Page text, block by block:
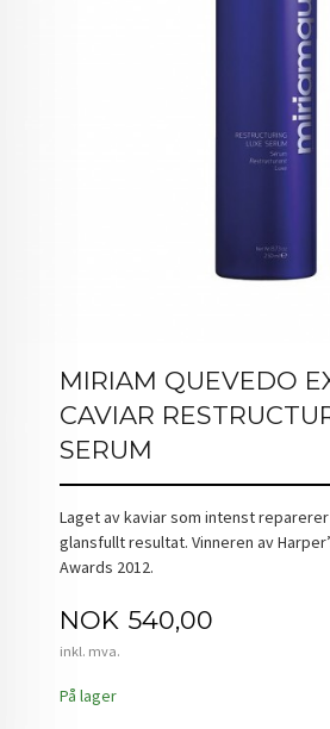
MIRIAM QUEVEDO
CAVIAR
SERUM
Laget av kaviar som intenst
glansfullt resultat. Vinneren av
Awards 2012.
Pris
NOK 540,00
inkl. mva.
På lager